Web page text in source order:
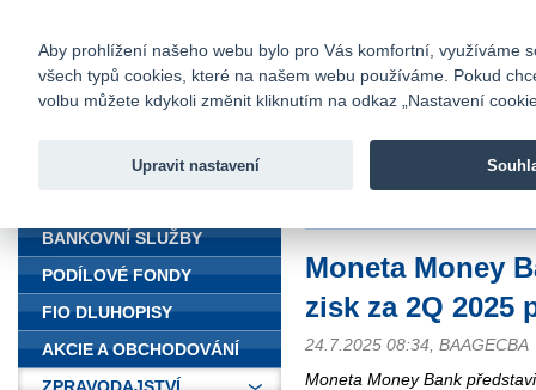
Fio banka
Fio banka
Moneta Money
zisk za 2Q 2025
24.7.2025 08:34, BAAGECBA
Moneta Money Bank
BANKOVNÍ SLUŽBY
PODÍLOVÉ FONDY
FIO DLUHOPISY
AKCIE A OBCHODOVÁNÍ
Aby prohlížení našeho webu bylo pro Vás komfortní, využíváme
všech typů cookies, které na našem webu používáme. Pokud
volbu můžete kdykoli změnit kliknutím na odkaz „Nastavení
Upravit nastavení